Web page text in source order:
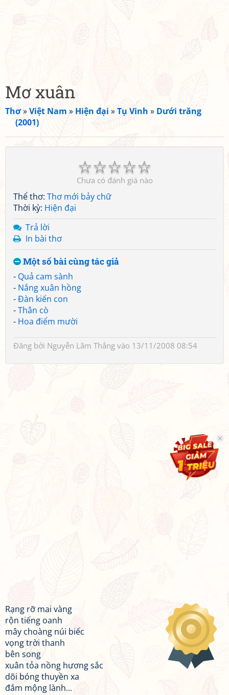
Mơ xuân
Thơ»Việt Nam » Hiện đại »Tụ Vinh » Dưới trăng
(2001)
☆
☆
☆
☆
☆
Chưa có đánh giá nào
Thể thơ: Thơ mới bảy chữ
Thời kỳ: Hiện đại
Trả lời
In bài thơ
Một số bài cùng tác giả
- Quả cam sành
- Nắng xuân hồng
-Đàn kiến con
-Thân cò
- Hoa điểm mười
Đăng bởi Nguyễn Lãm Thắng vào 13/11/2008 08:54
Rạng rỡ mai vàng
rộn tiếng oanh
mây choàng núi biếc
vọng trời thanh
bên song
xuân tỏa nồng hương sắc
dõi bóng thuyền xa
đắm mộng lành...